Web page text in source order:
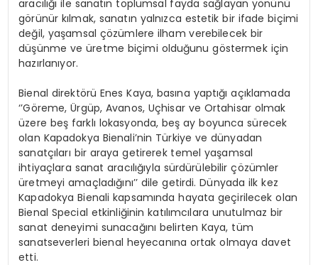
aracılığı ile sanatın toplumsal fayda sağlayan yönünü
görünür kılmak, sanatın yalnızca estetik bir ifade biçimi
değil, yaşamsal çözümlere ilham verebilecek bir
düşünme ve üretme biçimi olduğunu göstermek için
hazırlanıyor.
Bienal direktörü Enes Kaya, basına yaptığı açıklamada
‘’Göreme, Ürgüp, Avanos, Uçhisar ve Ortahisar olmak
üzere beş farklı lokasyonda, beş ay boyunca sürecek
olan Kapadokya Bienali’nin Türkiye ve dünyadan
sanatçıları bir araya getirerek temel yaşamsal
ihtiyaçlara sanat aracılığıyla sürdürülebilir çözümler
üretmeyi amaçladığını’’ dile getirdi. Dünyada ilk kez
Kapadokya Bienali kapsamında hayata geçirilecek olan
Bienal Special etkinliğinin katılımcılara unutulmaz bir
sanat deneyimi sunacağını belirten Kaya, tüm
sanatseverleri bienal heyecanına ortak olmaya davet
etti.